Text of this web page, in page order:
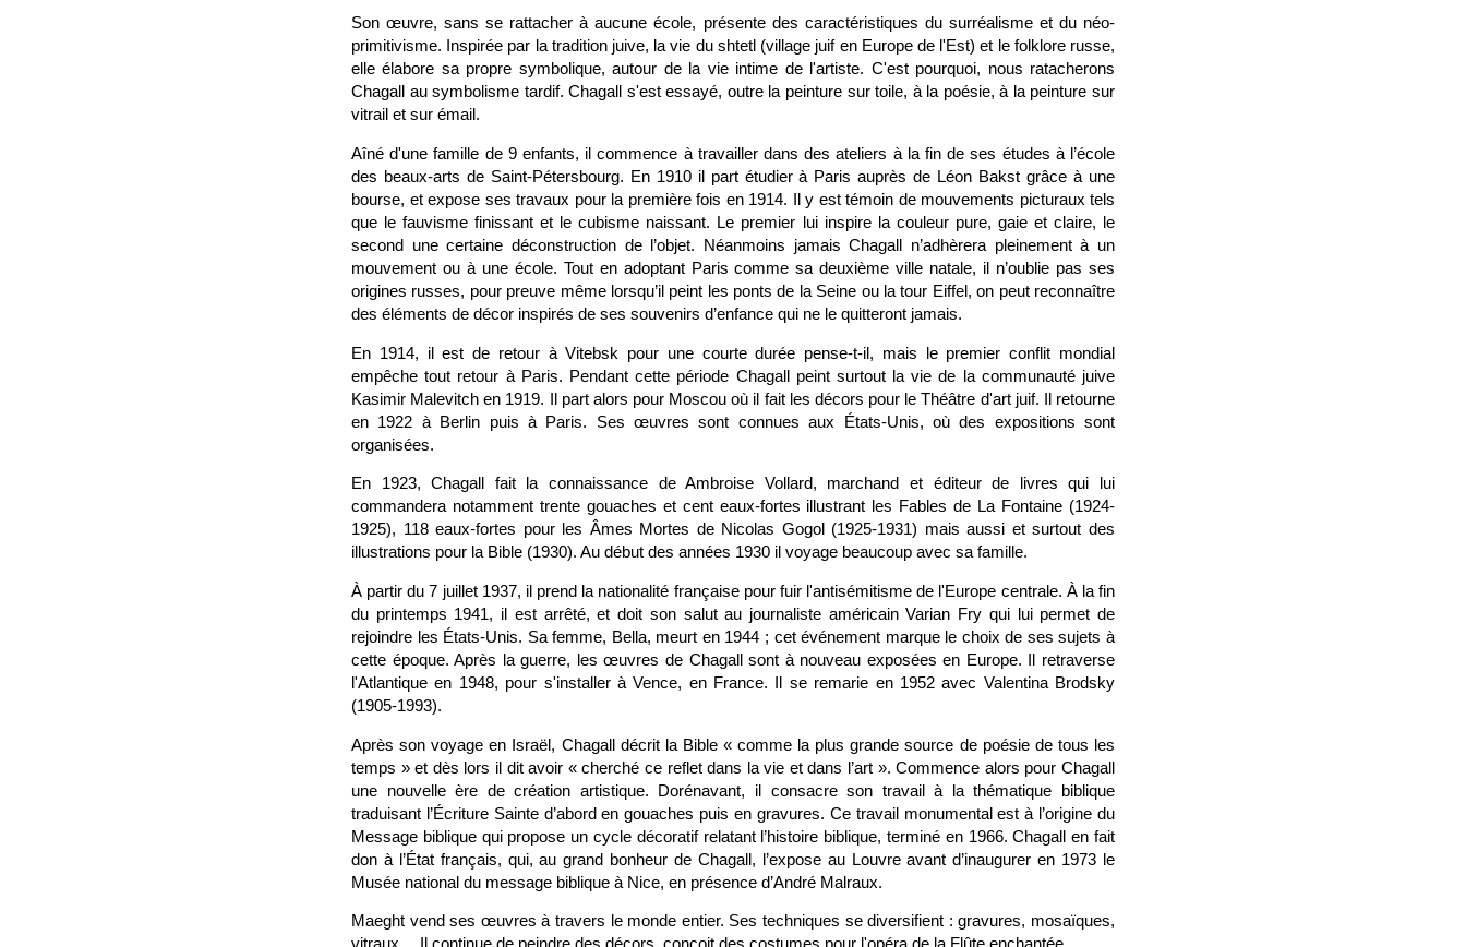
Son œuvre, sans se rattacher à aucune école, présente des caractéristiques du surréalisme et du néo-
primitivisme. Inspirée par la tradition juive, la vie du shtetl (village juif en Europe de l'Est) et le folklore russe,
elle élabore sa propre symbolique, autour de la vie intime de l'artiste. C'est pourquoi, nous ratacherons
Chagall au symbolisme tardif. Chagall s'est essayé, outre la peinture sur toile, à la poésie, à la peinture sur
vitrail et sur émail.
Aîné d'une famille de 9 enfants, il commence à travailler dans des ateliers à la fin de ses études à l’école
des beaux-arts de Saint-Pétersbourg. En 1910 il part étudier à Paris auprès de Léon Bakst grâce à une
bourse, et expose ses travaux pour la première fois en 1914. Il y est témoin de mouvements picturaux tels
que le fauvisme finissant et le cubisme naissant. Le premier lui inspire la couleur pure, gaie et claire, le
second une certaine déconstruction de l’objet. Néanmoins jamais Chagall n’adhèrera pleinement à un
mouvement ou à une école. Tout en adoptant Paris comme sa deuxième ville natale, il n’oublie pas ses
origines russes, pour preuve même lorsqu’il peint les ponts de la Seine ou la tour Eiffel, on peut reconnaître
des éléments de décor inspirés de ses souvenirs d’enfance qui ne le quitteront jamais.
En 1914, il est de retour à Vitebsk pour une courte durée pense-t-il, mais le premier conflit mondial
empêche tout retour à Paris. Pendant cette période Chagall peint surtout la vie de la communauté juive
Kasimir Malevitch en 1919. Il part alors pour Moscou où il fait les décors pour le Théâtre d'art juif. Il retourne
en 1922 à Berlin puis à Paris. Ses œuvres sont connues aux États-Unis, où des expositions sont
organisées.
En 1923, Chagall fait la connaissance de Ambroise Vollard, marchand et éditeur de livres qui lui
commandera notamment trente gouaches et cent eaux-fortes illustrant les Fables de La Fontaine (1924-
1925), 118 eaux-fortes pour les Âmes Mortes de Nicolas Gogol (1925-1931) mais aussi et surtout des
illustrations pour la Bible (1930). Au début des années 1930 il voyage beaucoup avec sa famille.
À partir du 7 juillet 1937, il prend la nationalité française pour fuir l'antisémitisme de l'Europe centrale. À la fin
du printemps 1941, il est arrêté, et doit son salut au journaliste américain Varian Fry qui lui permet de
rejoindre les États-Unis. Sa femme, Bella, meurt en 1944 ; cet événement marque le choix de ses sujets à
cette époque. Après la guerre, les œuvres de Chagall sont à nouveau exposées en Europe. Il retraverse
l'Atlantique en 1948, pour s'installer à Vence, en France. Il se remarie en 1952 avec Valentina Brodsky
(1905-1993).
Après son voyage en Israël, Chagall décrit la Bible « comme la plus grande source de poésie de tous les
temps » et dès lors il dit avoir « cherché ce reflet dans la vie et dans l’art ». Commence alors pour Chagall
une nouvelle ère de création artistique. Dorénavant, il consacre son travail à la thématique biblique
traduisant l’Écriture Sainte d’abord en gouaches puis en gravures. Ce travail monumental est à l’origine du
Message biblique qui propose un cycle décoratif relatant l’histoire biblique, terminé en 1966. Chagall en fait
don à l’État français, qui, au grand bonheur de Chagall, l’expose au Louvre avant d’inaugurer en 1973 le
Musée national du message biblique à Nice, en présence d’André Malraux.
Maeght vend ses œuvres à travers le monde entier. Ses techniques se diversifient : gravures, mosaïques,